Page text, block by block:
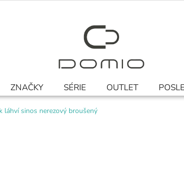
ZNAČKY SÉRIE OUTLET
láhví sinos nerezový broušený